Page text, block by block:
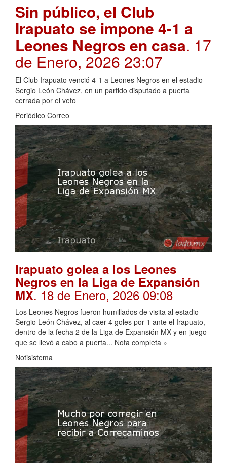
Sin público, el Club
Irapuato se impone 4-1 a
Leones Negros en casa. 17
de Enero, 2026 23:07
El Club Irapuato venció 4-1 a Leones Negros en el estadio
Sergio León Chávez, en un partido disputado a puerta
cerrada por el veto
Periódico Correo
Irapuato golea a los Leones
Negros en la Liga de Expansión
MX. 18 de Enero, 2026 09:08
Los Leones Negros fueron humillados de visita al estadio
Sergio León Chávez, al caer 4 goles por 1 ante el Irapuato,
dentro de la fecha 2 de la Liga de Expansión MX y en juego
que se llevó a cabo a puerta... Nota completa »
Notisistema